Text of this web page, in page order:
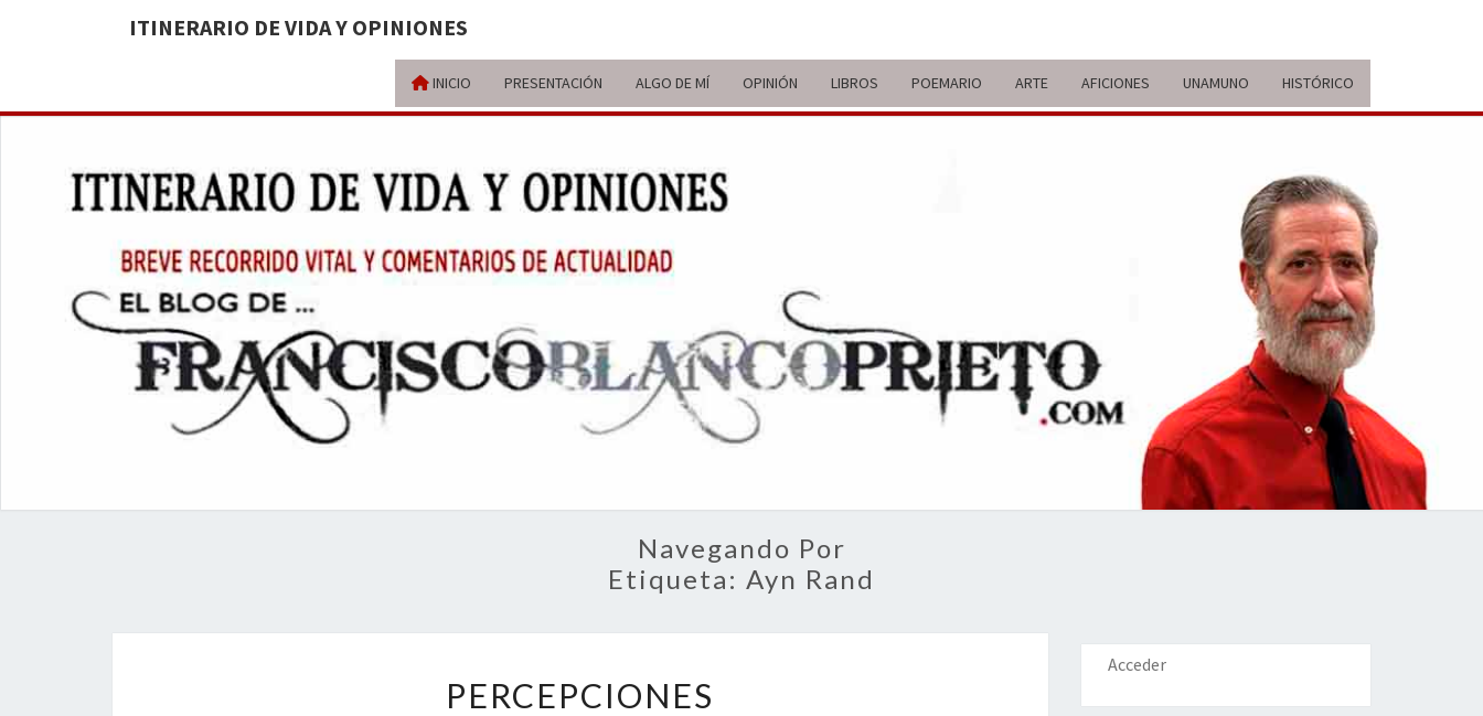
ITINERARIO DE VIDA Y OPINIONES
INICIO PRESENTACIÓN ALGO DE MÍ OPINIÓN LIBROS POEMARIO ARTE AFICIONES UNAMUNO HISTÓRICO
ITINERARIO
DE VIDA Y
OPINIONES
BREVE
RECORRIDO
VITAL Y
COMENTARIOS
ACTUALIDAD
Navegando Por
Etiqueta: Ayn Rand
PERCEPCIONES
Acceder